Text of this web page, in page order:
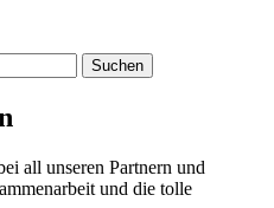
all unseren Partnern und
und die tolle